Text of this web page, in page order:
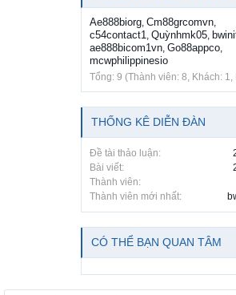
Ae888biorg, Cm88grcomvn,
c54contact1, Quỳnhmk05,
ae888bicom1vn, Go88appco,
mcwphilippinesio
Tổng: 9 (Thành viên: 8, Khách: 1,
THỐNG KÊ DIỄN ĐÀN
Đề tài thảo luận:
Bài viết:
Thành viên:
Thành viên mới nhất:
CÓ THỂ BẠN QUAN TÂM